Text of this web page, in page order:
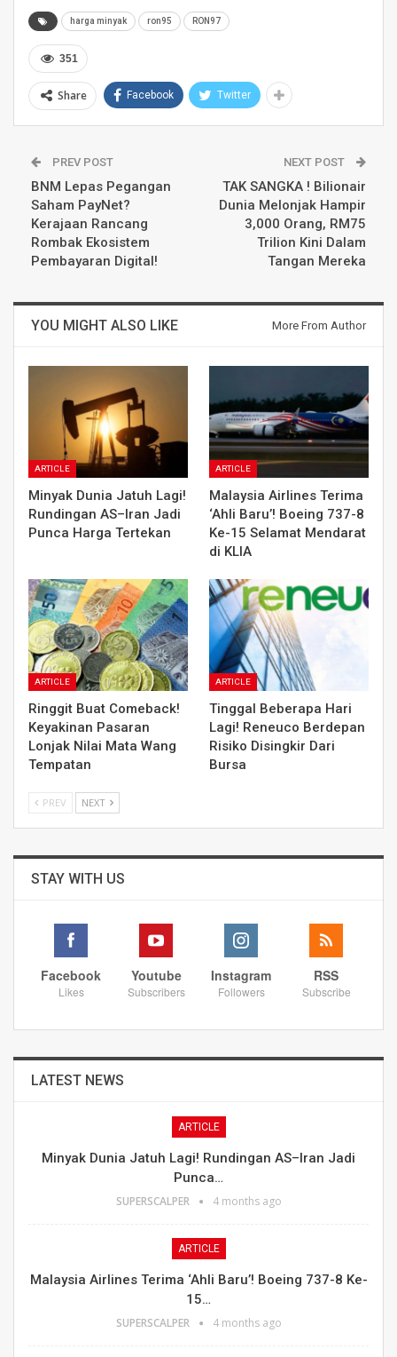
harga minyak ron95 RON97
351
Share Facebook Twitter
PREV POST
BNM Lepas Pegangan
Saham PayNet?
Kerajaan Rancang
Rombak Ekosistem
Pembayaran Digital!
NEXT POST
TAK SANGKA ! Bilionair
Dunia Melonjak Hampir
3,000 Orang, RM75
Trilion Kini Dalam
Tangan Mereka
YOU MIGHT ALSO LIKE More From Author
ARTICLE
Minyak Dunia Jatuh Lagi!
Rundingan AS–Iran Jadi
Punca Harga Tertekan
ARTICLE
Malaysia Airlines Terima
‘Ahli Baru’! Boeing 737-8
Ke-15 Selamat Mendarat
di KLIA
ARTICLE
Ringgit Buat Comeback!
Keyakinan Pasaran
Lonjak Nilai Mata Wang
Tempatan
ARTICLE
Tinggal Beberapa Hari
Lagi! Reneuco Berdepan
Risiko Disingkir Dari
Bursa
PREV NEXT
STAY WITH US
Facebook
Likes
Youtube
Subscribers
Instagram
Followers
RSS
Subscribe
LATEST NEWS
ARTICLE
Minyak Dunia Jatuh Lagi! Rundingan AS–Iran Jadi
Punca…
SUPERSCALPER 4 months ago
ARTICLE
Malaysia Airlines Terima ‘Ahli Baru’! Boeing 737-8 Ke-
15…
SUPERSCALPER 4 months ago